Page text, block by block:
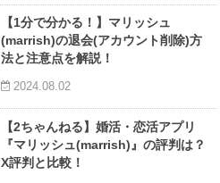
【1分で分かる！】マリッシュ
(marrish)の退会(アカウント削除)方
法と注意点を解説！
2024.08.02
【2ちゃんねる】婚活・恋活アプリ
『マリッシュ(marrish)』の評判は？
X評判と比較！